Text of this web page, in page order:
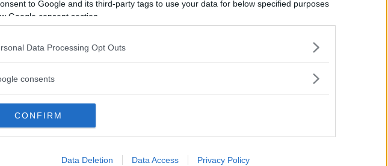
to Google and its third-party tags to use your data for below specified purposes
Google consent section.
Data Processing Opt Outs
consents
CONFIRM
Data Deletion Data Access Privacy Policy
DELA PÅ FACEBOOK